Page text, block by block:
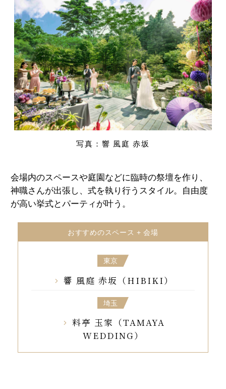
写真：響 風庭 赤坂
会場内のスペースや庭園などに臨時の祭壇を作り、
神職さんが出張し、式を執り行うスタイル。自由度
が高い挙式とパーティが叶う。
おすすめのスペース + 会場
東京
響 風庭 赤坂（HIBIKI）
埼玉
料亭 玉家（TAMAYA
WEDDING）